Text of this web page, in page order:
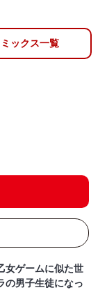
ミックス一覧
女ゲームに似た世
の男子生徒になっ